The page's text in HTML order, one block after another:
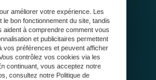
Création
de jardin
Contact
améliorer votre expérience. Les
bon fonctionnement du site, tandis
aident à comprendre comment vous
et publicitaires permettent
vos préférences et peuvent afficher
contrôlez vos cookies via les
continuant, vous acceptez notre
consultez notre Politique de